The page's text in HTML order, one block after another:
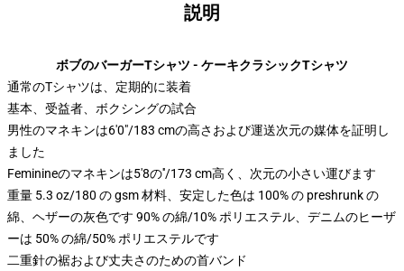
説明
ボブのバーガーTシャツ - ケーキクラシックTシャツ
通常のTシャツは、定期的に装着
基本、受益者、ボクシングの試合
男性のマネキンは6'0"/183 cmの高さおよび運送次元の媒体を証明し
ました
Feminineのマネキンは5'8の′′/173 cm高く、次元の小さい運びます
重量 5.3 oz/180 の gsm 材料、安定した色は 100% の preshrunk の
綿、ヘザーの灰色です 90% の綿/10% ポリエステル、デニムのヒーザ
ーは 50% の綿/50% ポリエステルです
二重針の裾および丈夫さのための首バンド